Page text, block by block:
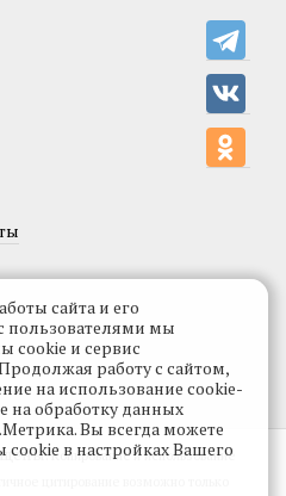
Копирование и использование
цитирование возможно только
сайта и его
пользователями мы
cookie и сервис
работу с сайтом,
на использование cookie-
на обработку данных
Вы всегда можете
в настройках Вашего